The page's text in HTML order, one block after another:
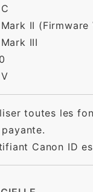
Mark II
III
toutes les
Canon ID